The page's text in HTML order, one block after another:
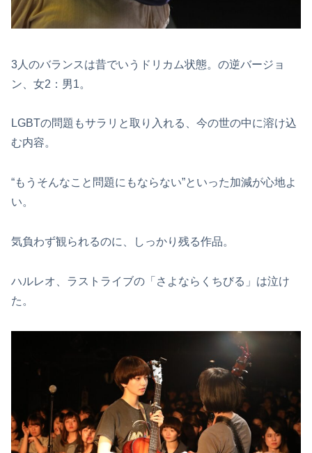
3人のバランスは昔でいうドリカム状態。の逆バージョ
ン、女2：男1。
LGBTの問題もサラリと取り入れる、今の世の中に溶け込
む内容。
“もうそんなこと問題にもならない”といった加減が心地よ
い。
気負わず観られるのに、しっかり残る作品。
ハルレオ、ラストライブの「さよならくちびる」は泣け
た。